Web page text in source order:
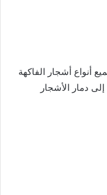
أنواع أشجار الفاكهة
دمار الأشجار